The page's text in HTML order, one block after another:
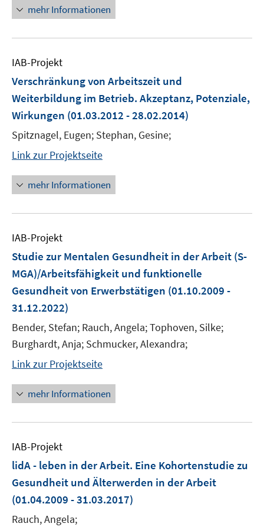
mehr Informationen
IAB-Projekt
Verschränkung von Arbeitszeit und
Weiterbildung im Betrieb. Akzeptanz, Potenziale,
Wirkungen (01.03.2012 - 28.02.2014)
Spitznagel, Eugen; Stephan, Gesine;
Link zur Projektseite
mehr Informationen
IAB-Projekt
Studie zur Mentalen Gesundheit in der Arbeit (S-
MGA)/Arbeitsfähigkeit und funktionelle
Gesundheit von Erwerbstätigen (01.10.2009 -
31.12.2022)
Bender, Stefan; Rauch, Angela; Tophoven, Silke;
Burghardt, Anja; Schmucker, Alexandra;
Link zur Projektseite
mehr Informationen
IAB-Projekt
lidA - leben in der Arbeit. Eine Kohortenstudie zu
Gesundheit und Älterwerden in der Arbeit
(01.04.2009 - 31.03.2017)
Rauch, Angela;